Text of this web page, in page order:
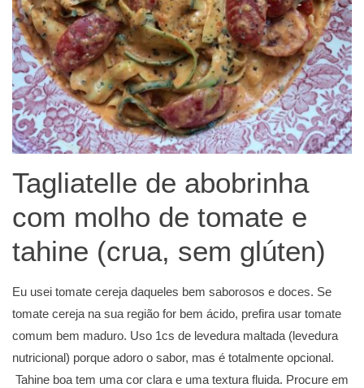
Tagliatelle de abobrinha
com molho de tomate e
tahine (crua, sem glúten)
Eu usei tomate cereja daqueles bem saborosos e doces. Se
tomate cereja na sua região for bem ácido, prefira usar tomate
comum bem maduro. Uso 1cs de levedura maltada (levedura
nutricional) porque adoro o sabor, mas é totalmente opcional.
Tahine boa tem uma cor clara e uma textura fluida. Procure em